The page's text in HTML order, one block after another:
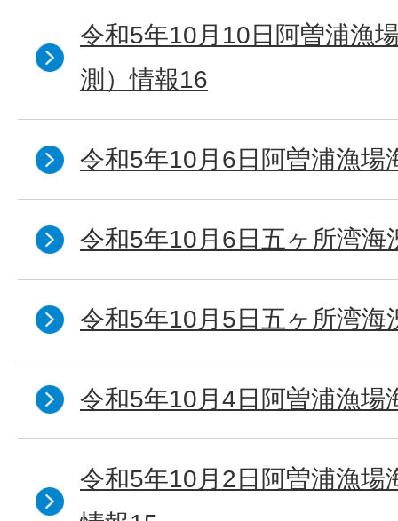
令和5年10月10日阿曽浦漁
測）情報16
令和5年10月6日阿曽浦漁場
令和5年10月6日五ヶ所湾海
令和5年10月5日五ヶ所湾海
令和5年10月4日阿曽浦漁場
令和5年10月2日阿曽浦漁場